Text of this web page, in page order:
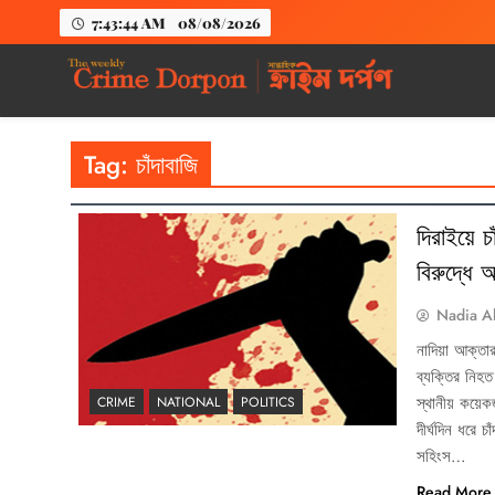
7:43:45 AM 08/08/2026
The Weekly Crime
Weekly Crime News
Tag: চাঁদাবাজি
CRIME NATIONAL POLITICS
দিরাইয়ে
বিরুদ্ধে
Nadia
নাদিয়া
ব্যক্তির
স্থানীয়
দীর্ঘদিন ধরে
সহিংস…